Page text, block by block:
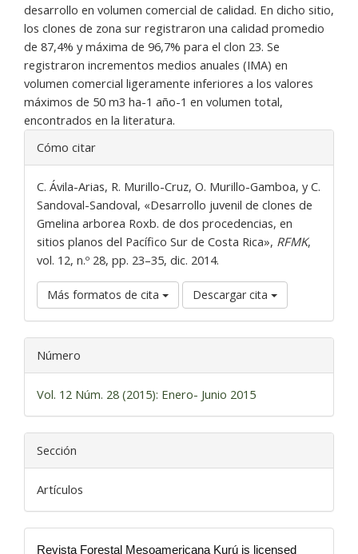
desarrollo en volumen comercial de calidad. En dicho sitio,
los clones de zona sur registraron una calidad promedio
de 87,4% y máxima de 96,7% para el clon 23. Se
registraron incrementos medios anuales (IMA) en
volumen comercial ligeramente inferiores a los valores
máximos de 50 m3 ha-1 año-1 en volumen total,
encontrados en la literatura.
Detalles
del
artículo
Cómo citar
C. Ávila-Arias, R. Murillo-Cruz, O. Murillo-Gamboa, y C.
Sandoval-Sandoval, «Desarrollo juvenil de clones de
Gmelina arborea Roxb. de dos procedencias, en
sitios planos del Pacífico Sur de Costa Rica», RFMK,
vol. 12, n.º 28, pp. 23–35, dic. 2014.
Más formatos de cita Descargar cita
Número
Vol. 12 Núm. 28 (2015): Enero- Junio 2015
Sección
Artículos
Revista Forestal Mesoamericana Kurú is licensed